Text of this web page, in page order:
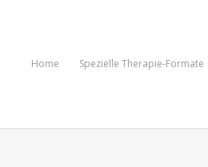
Home Spezielle Therapie-Formate